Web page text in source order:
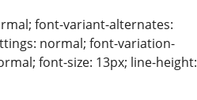
font-variant-alternates:
normal; font-variation-
font-size: 13px; line-height: